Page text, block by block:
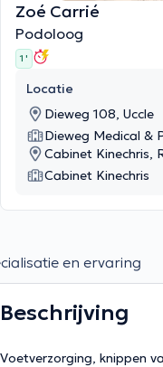
Zoé Carrié
Podoloog
1 '
Locatie
Dieweg 108, Uccle
Dieweg Medical &
Cabinet Kinechris,
Cabinet Kinechris
en ervaring
Beschrijving
Voetverzorging, knippen